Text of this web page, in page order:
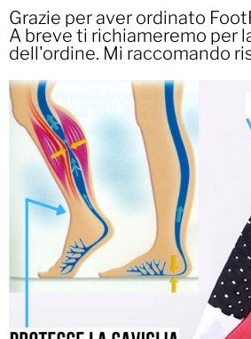
Grazie per aver ordinato
A breve ti richiameremo per
dell'ordine. Mi raccomando